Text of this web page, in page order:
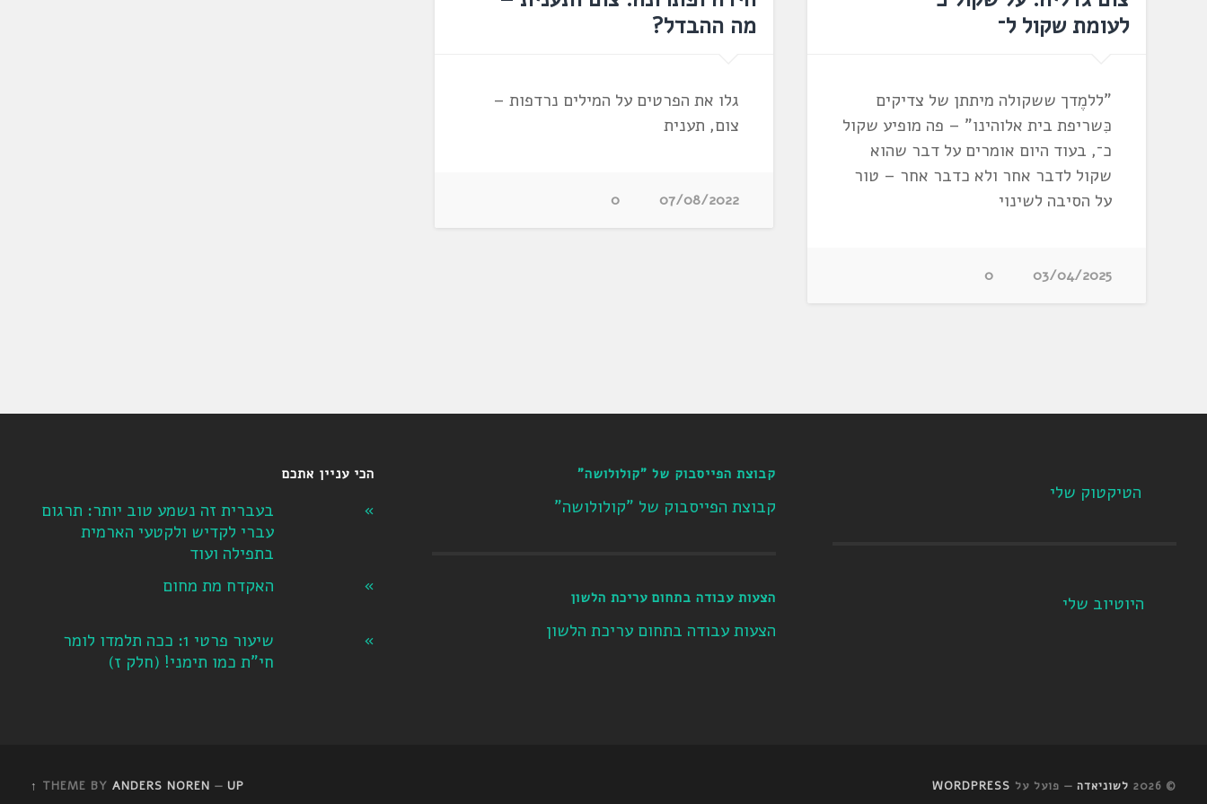
לעומת שקול ל־
"ללמֶדך ששקולה מיתתן של צדיקים
כִּשריפת בית אלוהינו" – פה מופיע שקול
כ־, בעוד היום אומרים על דבר שהוא
שקול לדבר אחר ולא כדבר אחר – טור
על הסיבה לשינוי
03/04/2025
0
מה ההבדל?
גלו את הפרטים על המילים נרדפות –
צום, תענית
07/08/2022
0
הטיקטוק שלי
היוטיוב שלי
קבוצת הפייסבוק של "קולולושה"
קבוצת הפייסבוק של "קולולושה"
הצעות עבודה בתחום עריכת הלשון
הצעות עבודה בתחום עריכת הלשון
הכי עניין אתכם
בעברית זה נשמע טוב יותר: תרגום
עברי לקדיש ולקטעי הארמית
בתפילה ועוד
האקדח מת מחום
שיעור פרטי 1: ככה תלמדו לומר
חי"ת כמו תימני! ‏(חלק ז‏)
© 2026 לשוניאדה — פועל על WORDPRESS
THEME BY ANDERS NOREN — UP ↑